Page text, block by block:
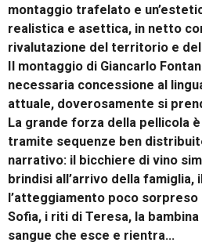
montaggio trafelato e
realistica e asettica, in netto
rivalutazione del territorio e
Il montaggio di Giancarlo
necessaria concessione al
attuale, doverosamente si
La grande forza della pellicola
tramite sequenze ben
narrativo: il bicchiere di vino
brindisi all’arrivo della
l’atteggiamento poco
Sofia, i riti di Teresa, la
sangue che esce e rientra…